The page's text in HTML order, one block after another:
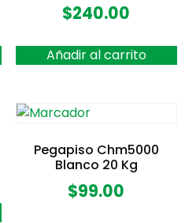
$240.00
Añadir al carrito
Pegapiso Chm5000
Blanco 20 Kg
$99.00